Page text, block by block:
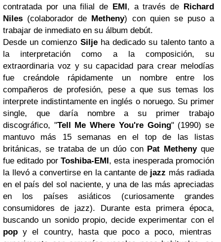
contratada por una filial de EMI, a través de Richard
Niles (colaborador de Metheny) con quien se puso a
trabajar de inmediato en su álbum debút.
Desde un comienzo Siljeha dedicado su talento tanto a
la interpretación como a la composición, su
extraordinaria voz y su capacidad para crear melodías
fue creándole rápidamente un nombre entre los
compañeros de profesión, pese a que sus temas los
interprete indistintamente en inglés o noruego. Su primer
single, que daría nombre a su primer trabajo
discográfico, "Tell Me Where You're Going" (1990) se
mantuvo más 15 semanas en el top de las listas
británicas, se trataba de un dúo conPat Methenyque
fue editado por Toshiba-EMI, esta inesperada promoción
la llevó a convertirse en la cantante dejazz más radiada
en el país del sol naciente, y una de las más apreciadas
en los países asiáticos (curiosamente grandes
consumidores de jazz). Durante esta primera época,
buscando un sonido propio, decide experimentar con el
pop y el country, hasta que poco a poco, mientras